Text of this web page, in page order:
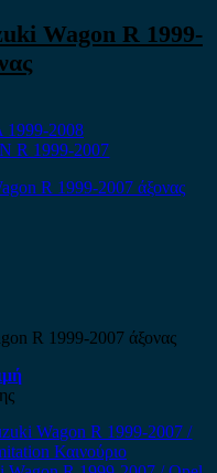
Wagon R 1999-
2008
R 1999-2007
R 1999-2007 άξονας